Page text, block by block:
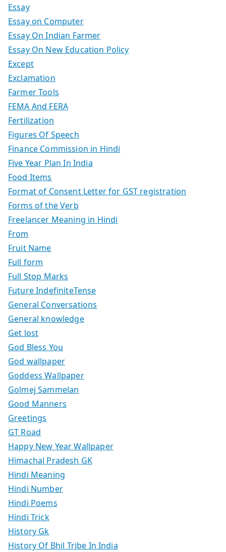
Essay
Essay on Computer
Essay On Indian Farmer
Essay On New Education Policy
Except
Exclamation
Farmer Tools
FEMA And FERA
Fertilization
Figures Of Speech
Finance Commission in Hindi
Five Year Plan In India
Food Items
Format of Consent Letter for GST registration
Forms of the Verb
Freelancer Meaning in Hindi
From
Fruit Name
Full form
Full Stop Marks
Future IndefiniteTense
General Conversations
General knowledge
Get lost
God Bless You
God wallpaper
Goddess Wallpaper
Golmej Sammelan
Good Manners
Greetings
GT Road
Happy New Year Wallpaper
Himachal Pradesh GK
Hindi Meaning
Hindi Number
Hindi Poems
Hindi Trick
History Gk
History Of Bhil Tribe In India